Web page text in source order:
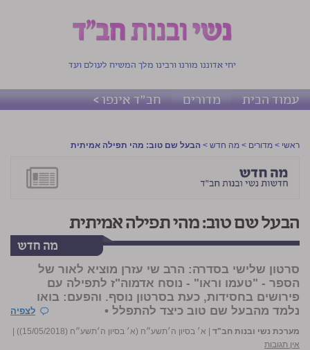
יחי אדוננו מורנו ורבינו מלך המשיח לעולם ועד
עמוד הבית מדורים חב"ד אינפו >
ראשי > מדורים > מה חדש > הבעל שם טוב: מהי תפילה אמיתית
הבעל שם טוב: מהי תפילה אמיתית
סרטון שלישי בסדרה: הרב שי עזרן מוציא לאור של
הספר - "טעמו וראו" - נוסח אדמוה"ז לתפילה עם
פירושים בחסידות, כעת בסרטון נוסף. והפעם: בואו
נלמד מהבעל שם טוב כיצד להתפלל •
לצפיה
מערכת נשי ובנות חב"ד | א׳ בסיון ה׳תשע״ח (א׳ בסיון ה׳תשע״ח (15/05/2018))
|
אין תגובות